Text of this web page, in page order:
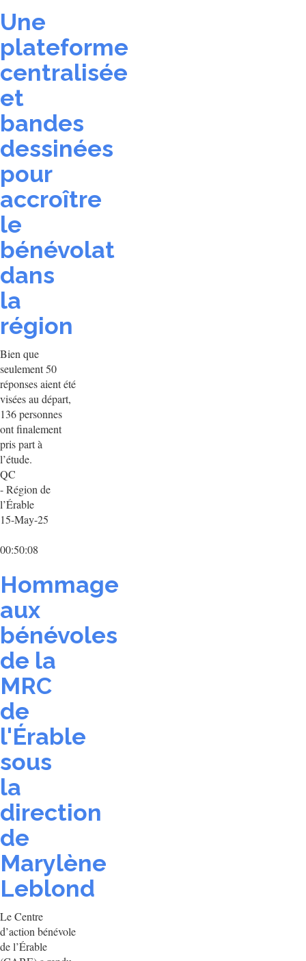
Une
plateforme
centralisée
et
bandes
dessinées
pour
accroître
le
bénévolat
dans
la
région
Bien que
seulement 50
réponses aient été
visées au départ,
136 personnes
ont finalement
pris part à
l’étude.
QC
- Région de
l’Érable
15-May-25
00:50:08
Hommage
aux
bénévoles
de la
MRC
de
l'Érable
sous
la
direction
de
Marylène
Leblond
Le Centre
d’action bénévole
de l’Érable